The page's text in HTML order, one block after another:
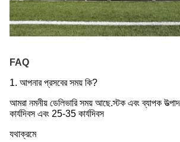
FAQ
1. আপনার প্রসবের সময় কি?
আমরা নমনীয় ডেলিভারি সময় আছে.স্টক এবং ব্যাপক
কার্যদিবস এবং 25-35 কার্যদিবস
যথাক্রমে